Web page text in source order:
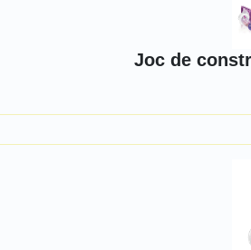
Joc de